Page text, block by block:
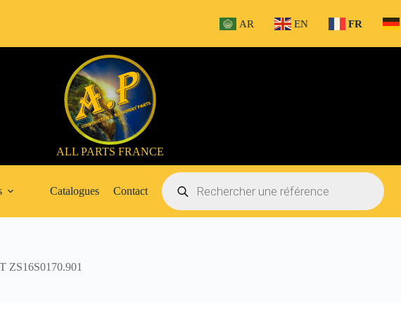
AR EN FR
ALL PARTS FRANCE
Catalogues Contact
Recherche
de
produits
ZS16S0170.901